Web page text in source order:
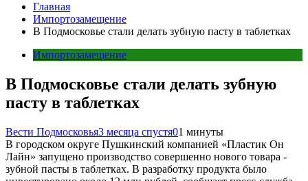
Главная
Импортозамещение
В Подмосковье стали делать зубную пасту в таблетках
Импортозамещение
В Подмосковье стали делать зубную
пасту в таблетках
Вести Подмосковья3 месяца спустя01 минуты
В городском округе Пушкинский компанией «Пластик Он
Лайн» запущено производство совершенно нового товара -
зубной пасты в таблетках. В разработку продукта было